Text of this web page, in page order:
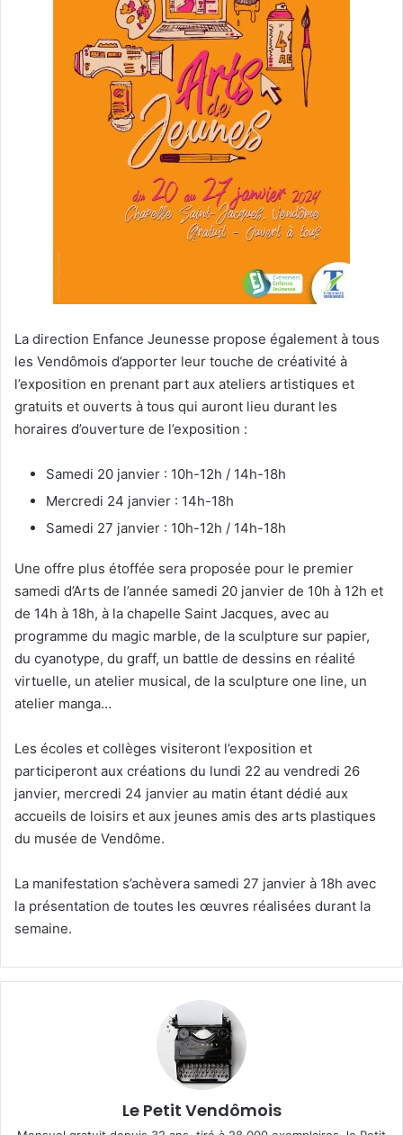
La direction Enfance Jeunesse propose également à tous
les Vendômois d’apporter leur touche de créativité à
l’exposition en prenant part aux ateliers artistiques et
gratuits et ouverts à tous qui auront lieu durant les
horaires d’ouverture de l’exposition :
Samedi 20 janvier : 10h-12h / 14h-18h
Mercredi 24 janvier : 14h-18h
Samedi 27 janvier : 10h-12h / 14h-18h
Une offre plus étoffée sera proposée pour le premier
samedi d’Arts de l’année samedi 20 janvier de 10h à 12h et
de 14h à 18h, à la chapelle Saint Jacques, avec au
programme du magic marble, de la sculpture sur papier,
du cyanotype, du graff, un battle de dessins en réalité
virtuelle, un atelier musical, de la sculpture one line, un
atelier manga…
Les écoles et collèges visiteront l’exposition et
participeront aux créations du lundi 22 au vendredi 26
janvier, mercredi 24 janvier au matin étant dédié aux
accueils de loisirs et aux jeunes amis des arts plastiques
du musée de Vendôme.
La manifestation s’achèvera samedi 27 janvier à 18h avec
la présentation de toutes les œuvres réalisées durant la
semaine.
Le Petit Vendômois